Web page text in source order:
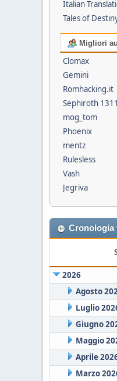
Italian
Tales of
Migliori
Clomax
Gemini
Romhacking.it
Sephiroth 1311
mog_tom
Phoenix
mentz
Rulesless
Vash
Jegriva
Cronologia
2026
Agosto
Luglio
Giugno
Maggio
Aprile
Marzo